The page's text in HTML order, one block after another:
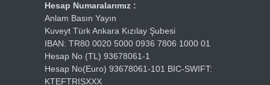
Hesap Numaralarımız :
Anlam Basın Yayın
Kuveyt Türk Ankara Kızılay Şubesi
IBAN: TR80 0020 5000 0936 7806 1000 01
Hesap No (TL) 93678061-1
Hesap No(Euro) 93678061-101 BIC-SWIFT:
KTEFTRISXXX